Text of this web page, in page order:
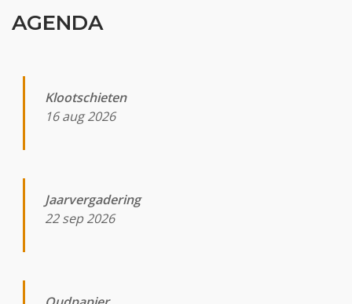
AGENDA
Klootschieten
16 aug 2026
Jaarvergadering
22 sep 2026